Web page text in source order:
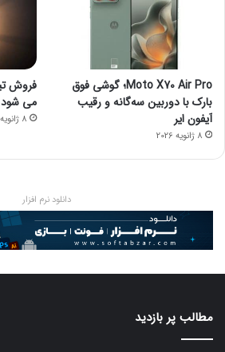
Moto X70 Air Pro؛ گوشی فوق
بارک با دوربین سه‌گانه و رقیب
آیفون ایر
8 ژانویه 2026
می شود
8 ژانویه 2026
دانلود نرم افزار
مطالب پر بازدید